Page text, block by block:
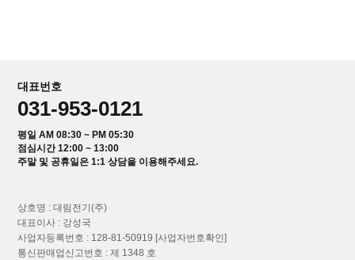
대표번호
031-953-0121
평일 AM 08:30 ~ PM 05:30
점심시간 12:00 ~ 13:00
주말 및 공휴일은 1:1 상담을 이용해주세요.
상호명 : 대림전기(주)
대표이사 : 강성국
사업자등록번호 : 128-81-50919 [사업자번호확인]
통신판매업신고번호 : 제 1348 호